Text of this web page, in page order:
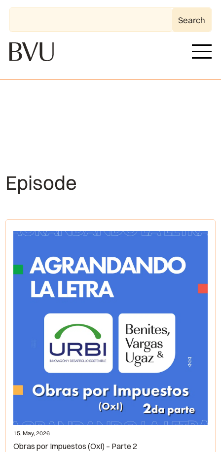
Episode
15, May, 2026
Obras por Impuestos (OxI) – Parte 2